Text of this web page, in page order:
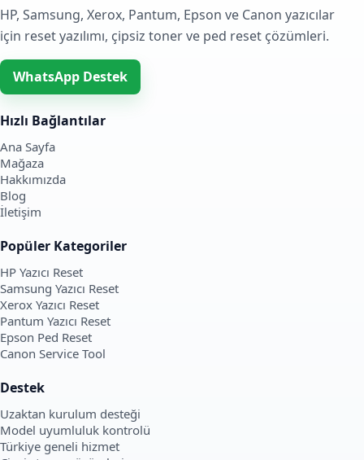
HP, Samsung, Xerox, Pantum, Epson ve Canon yazıcılar
için reset yazılımı, çipsiz toner ve ped reset çözümleri.
WhatsApp Destek
Hızlı Bağlantılar
Ana Sayfa
Mağaza
Hakkımızda
Blog
İletişim
Popüler Kategoriler
HP Yazıcı Reset
Samsung Yazıcı Reset
Xerox Yazıcı Reset
Pantum Yazıcı Reset
Epson Ped Reset
Canon Service Tool
Destek
Uzaktan kurulum desteği
Model uyumluluk kontrolü
Türkiye geneli hizmet